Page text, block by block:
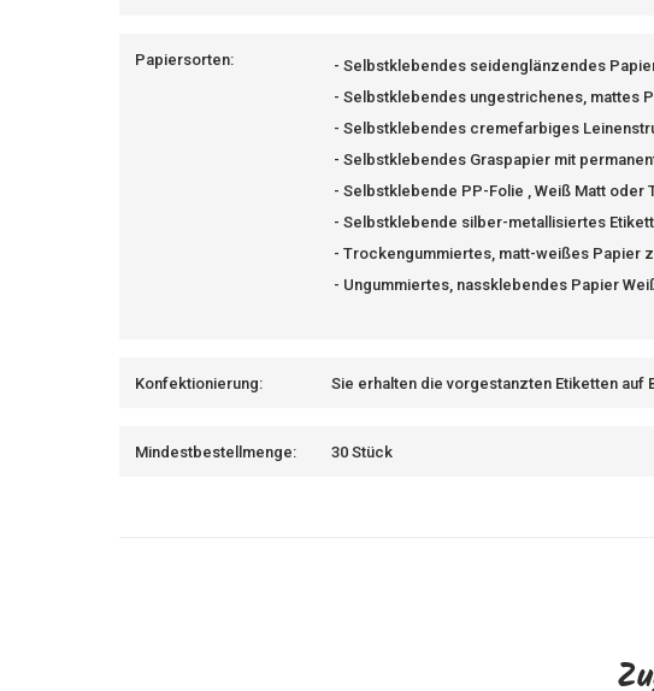
Papiersorten:
- Selbstklebendes seidenglänzendes
- Selbstklebendes ungestrichenes, mattes
- Selbstklebendes cremefarbiges
- Selbstklebendes Graspapier mit
- Selbstklebende PP-Folie , Weiß Matt
- Selbstklebende silber-metallisiertes
- Trockengummiertes, matt-weißes Papier
- Ungummiertes, nassklebendes Papier
Konfektionierung: Sie erhalten die vorgestanzten Etiketten auf
Mindestbestellmenge: 30 Stück